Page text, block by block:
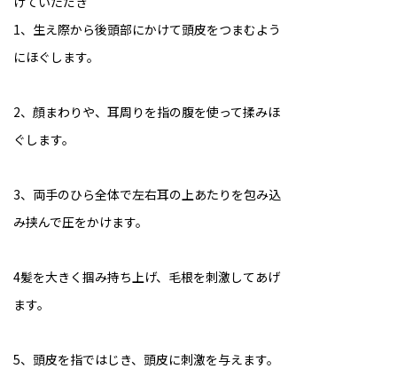
1、生え際から後頭部にかけて頭皮をつまむよう
にほぐします。
2、顔まわりや、耳周りを指の腹を使って揉みほ
ぐします。
3、両手のひら全体で左右耳の上あたりを包み込
み挟んで圧をかけます。
4髪を大きく掴み持ち上げ、毛根を刺激してあげ
ます。
5、頭皮を指ではじき、頭皮に刺激を与えます。